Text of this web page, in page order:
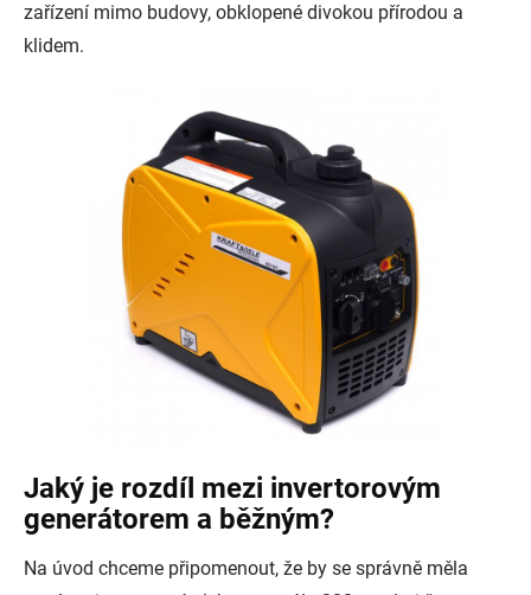
zařízení mimo budovy, obklopené divokou přírodou a
klidem.
Jaký je rozdíl mezi invertorovým
generátorem a běžným?
Na úvod chceme připomenout, že by se správně měla